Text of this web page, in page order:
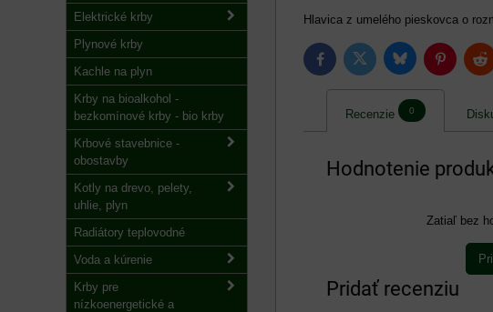
Hlavica z umelého pieskovca o
FacebookTwitter BlueskyPinterest
Recenzie 0
Hodnotenie
Zatiaľ bez
Pridať recenziu
Elektrické krby
Plynové krby
Kachle na plyn
Krby na bioalkohol -
bezkomínové krby - bio krby
Krbové stavebnice -
obostavby
Kotly na drevo, pelety,
uhlie, plyn
Radiátory teplovodné
Voda a kúrenie
Krby pre
nízkoenergetické a